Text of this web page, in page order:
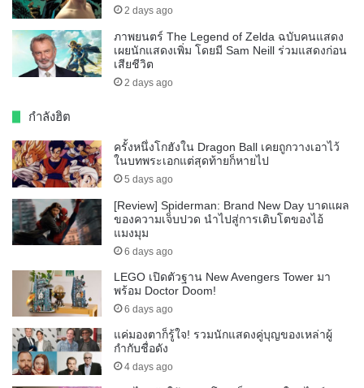
2 days ago
ภาพยนตร์ The Legend of Zelda ฉบับคนแสดง
เผยนักแสดงเพิ่ม โดยมี Sam Neill ร่วมแสดงก่อน
เสียชีวิต
2 days ago
กำลังฮิต
ครั้งหนึ่งโกฮังใน Dragon Ball เคยถูกวางเอาไว้
ในบทพระเอกแต่สุดท้ายก็หายไป
5 days ago
[Review] Spiderman: Brand New Day บาดแผล
ของความเจ็บปวด นำไปสู่การเติบโตของไอ้
แมงมุม
6 days ago
LEGO เปิดตัวฐาน New Avengers Tower มา
พร้อม Doctor Doom!
6 days ago
แค่มองตาก็รู้ใจ! รวมนักแสดงคู่บุญของเหล่าผู้
กำกับชื่อดัง
4 days ago